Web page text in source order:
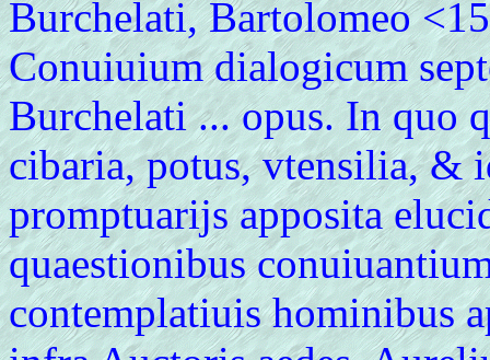
Burchelati, Bartolomeo
Conuiuium dialogicum
Burchelati ... opus. In quo
cibaria, potus, vtensilia, &
promptuarijs apposita
quaestionibus
contemplatiuis hominibus